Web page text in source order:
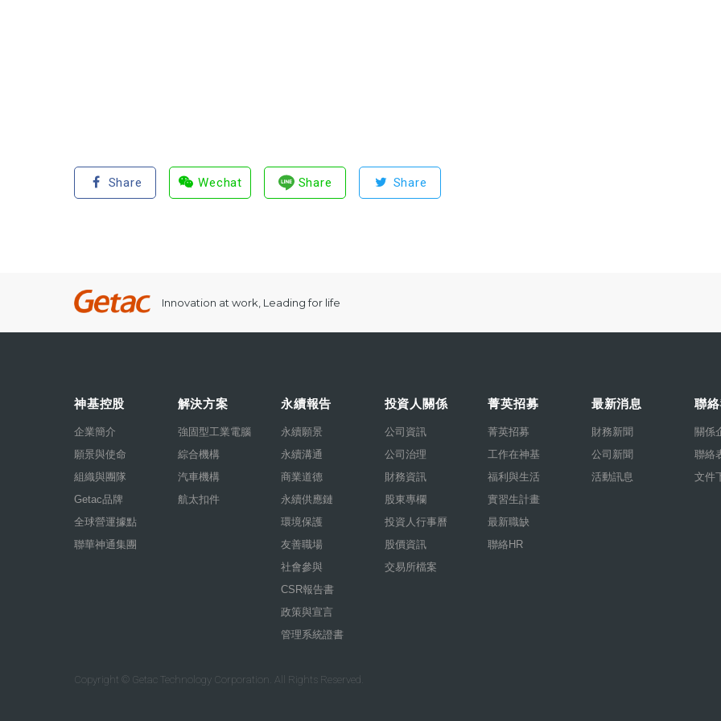
Share Wechat Share Share
Innovation at work, Leading for life
神基控股
企業簡介
願景與使命
組織與團隊
Getac品牌
全球營運據點
聯華神通集團
解決方案
強固型工業電腦
綜合機構
汽車機構
航太扣件
永續報告
永續願景
永續溝通
商業道德
永續供應鏈
環境保護
友善職場
社會參與
CSR報告書
政策與宣言
管理系統證書
投資人關係
公司資訊
公司治理
財務資訊
股東專欄
投資人行事曆
股價資訊
交易所檔案
菁英招募
菁英招募
工作在神基
福利與生活
實習生計畫
最新職缺
聯絡HR
最新消息
財務新聞
公司新聞
活動訊息
聯
關係
聯絡
文件
Copyright © Getac Technology Corporation. All Rights Reserved.